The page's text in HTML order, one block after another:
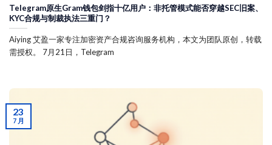
Telegram原生Gram钱包剑指十亿用户：非托管模式能否穿越SEC旧案、
KYC合规与制裁执法三重门？
Aiying 艾盈一家专注加密资产合规咨询服务机构，本文为团队原创，转载
需授权。 7月21日，Telegram
23
7 月